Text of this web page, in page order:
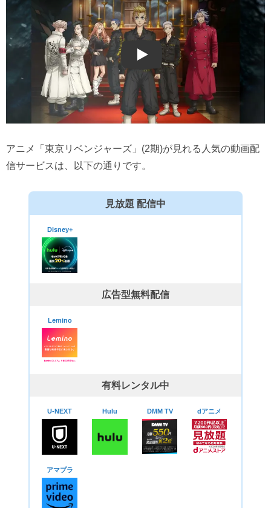
アニメ「東京リベンジャーズ」(2期)が見れる人気の動画配
信サービスは、以下の通りです。
見放題 配信中
Disney+
広告型無料配信
Lemino
有料レンタル中
U-NEXT Hulu DMM TV dアニメ
アマプラ